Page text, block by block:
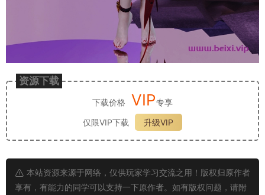
资源下载
下载价格 VIP专享
仅限VIP下载
升级VIP
本站资源来源于网络，仅供玩家学习交流之用！版权归原作者
享有，有能力的同学可以支持一下原作者。如有版权问题，请附